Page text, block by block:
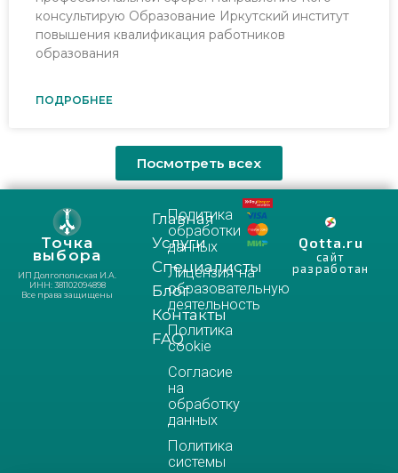
консультирую Образование Иркутский институт
повышения квалификация работников
образования
ПОДРОБНЕЕ
Посмотреть всех
Точка
выбора
ИП Долгопольская И.А.
ИНН: 381102094898
Все права защищены
Главная
Услуги
Специалисты
Блог
Контакты
FAQ
Политика
обработки
данных
Лицензия на
образовательную
деятельность
Политика
cookie
Согласие
на
обработку
данных
Политика
системы
Qotta.ru
сайт
разработан